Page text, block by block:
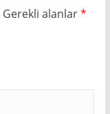
Gerekli alanlar*